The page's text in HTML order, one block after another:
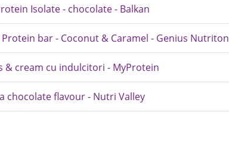
Isolate - chocolate - Balkan
bar - Coconut & Caramel - Genius Nutriton
& cream cu indulcitori - MyProtein
chocolate flavour - Nutri Valley